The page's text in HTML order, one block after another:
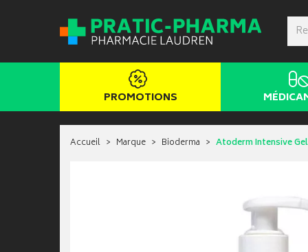
PROMOTIONS
Accueil Marque Bioderma Atoderm Intensive